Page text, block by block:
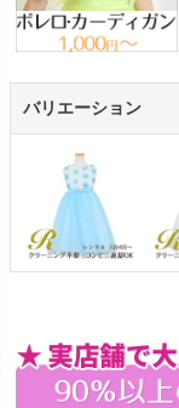
バリエーション